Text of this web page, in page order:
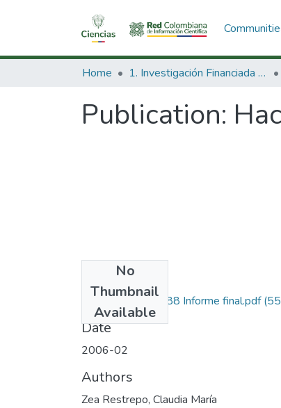
Home 1. Investigación Financiada con Recursos Públicos
Publication:
No
Thumbnail
Available
1216-14-14888 Informe final.pdf
Date
2006-02
Authors
Zea Restrepo, Claudia María